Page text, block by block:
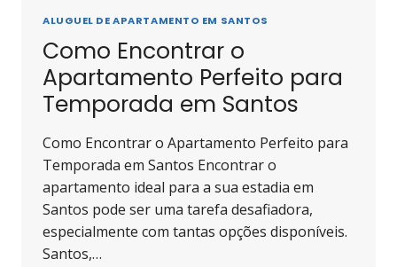
ALUGUEL DE APARTAMENTO EM SANTOS
Como Encontrar o
Apartamento Perfeito para
Temporada em Santos
Como Encontrar o Apartamento Perfeito para
Temporada em Santos Encontrar o
apartamento ideal para a sua estadia em
Santos pode ser uma tarefa desafiadora,
especialmente com tantas opções disponíveis.
Santos,…